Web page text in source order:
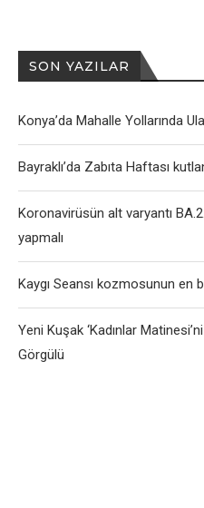
SON YAZILAR
Konya’da Mahalle Yollarında
Bayraklı’da Zabıta Haftası
Koronavirüsün alt varyantı
yapmalı
Kaygı Seansı kozmosunun en
Yeni Kuşak ‘Kadınlar
Görgülü